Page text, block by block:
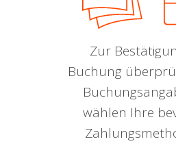
Zur
Buchung
wählen Ihre